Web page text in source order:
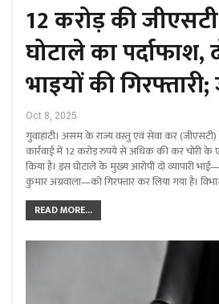
12 करोड़ की
घोटाले का पर्दाफाश,
भाइयों की
Oct 8, 2025
गुवाहाटी। असम के राज्य वस्तु एवं सेवा कर
कार्रवाई में 12 करोड़ रुपये से अधिक की कर चोरी के
किया है। इस घोटाले के मुख्य आरोपी दो व्यापारी
कुमार अग्रवाला—को गिरफ्तार कर लिया गया है।
READ MORE...